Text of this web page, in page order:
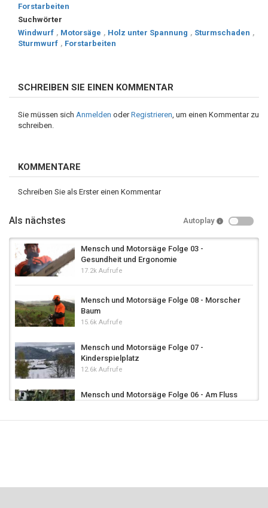
Forstarbeiten
Suchwörter
Windwurf , Motorsäge , Holz unter Spannung , Sturmschaden ,
Sturmwurf , Forstarbeiten
SCHREIBEN SIE EINEN KOMMENTAR
Sie müssen sich Anmelden oderRegistrieren, um einen Kommentar zu
schreiben.
KOMMENTARE
Schreiben Sie als Erster einen Kommentar
Als nächstes Autoplay
Mensch und Motorsäge Folge 03 -
Gesundheit und Ergonomie
17.2k Aufrufe
Mensch und Motorsäge Folge 08 - Morscher
Baum
15.6k Aufrufe
Mensch und Motorsäge Folge 07 -
Kinderspielplatz
12.6k Aufrufe
Mensch und Motorsäge Folge 06 - Am Fluss
Mensch und Motorsäge Folge 10 -